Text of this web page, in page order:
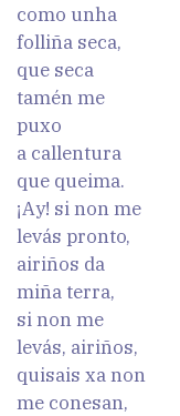
como unha
folliña seca,
que seca
tamén me
puxo
a callentura
que queima.
¡Ay! si non me
levás pronto,
airiños da
miña terra,
si non me
levás, airiños,
quisais xa non
me conesan,